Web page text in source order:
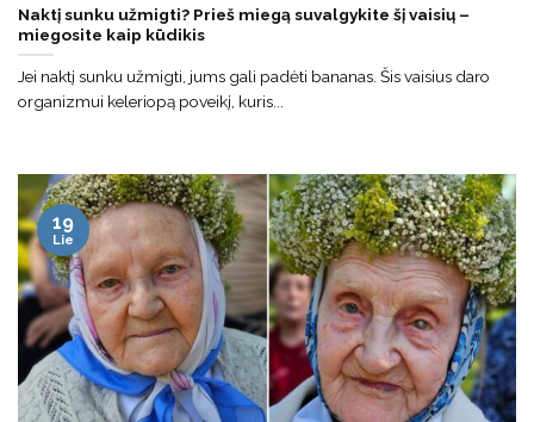
Naktį sunku užmigti? Prieš miegą suvalgykite šį vaisių –
miegosite kaip kūdikis
Jei naktį sunku užmigti, jums gali padėti bananas. Šis vaisius daro
organizmui keleriopą poveikį, kuris...
19
Lie